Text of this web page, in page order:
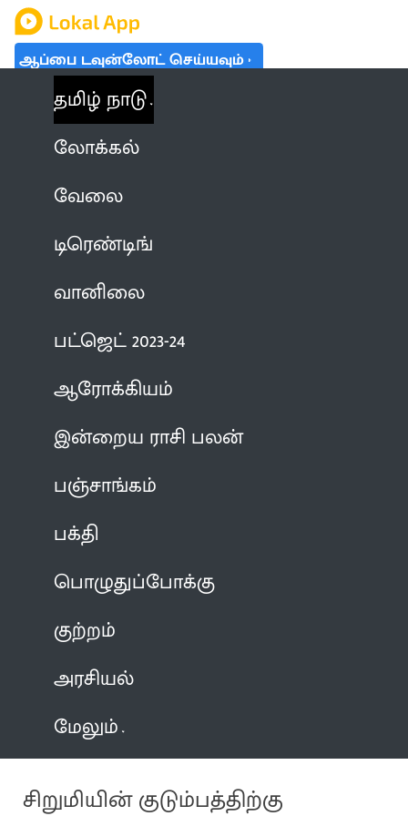
ஆப்பை டவுன்லோட் செய்யவும்
தமிழ் நாடு
லோக்கல்
வேலை
டிரெண்டிங்
வானிலை
பட்ஜெட் 2023-24
ஆரோக்கியம்
இன்றைய ராசி பலன்
பஞ்சாங்கம்
பக்தி
பொழுதுப்போக்கு
குற்றம்
அரசியல்
மேலும்
சிறுமியின் குடும்பத்திற்கு